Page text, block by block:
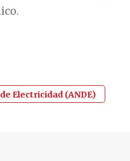
Electricidad (ANDE)